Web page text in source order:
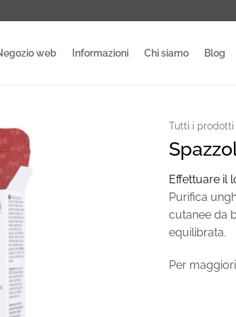
web Informazioni Chi siamo Blog
Tutti i prodotti
Effettuare il
Purifica
cutanee da
equilibrata.
Per